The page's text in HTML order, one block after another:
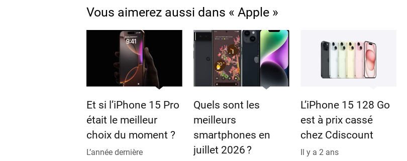
Vous aimerez aussi dans « Apple »
Et si l’iPhone 15 Pro
était le meilleur
choix du moment ?
L’année dernière
Quels sont les
meilleurs
smartphones en
juillet 2026 ?
L’iPhone 15 128 Go
est à prix cassé
chez Cdiscount
Il y a 2 ans